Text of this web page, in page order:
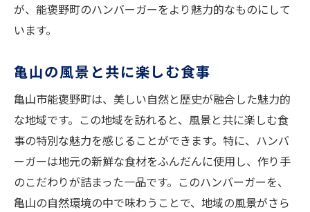
が、能褒野町のハンバーガーをより魅力的なものにして
います。
亀山の風景と共に楽しむ食事
亀山市能褒野町は、美しい自然と歴史が融合した魅力的
な地域です。この地域を訪れると、風景と共に楽しむ食
事の特別な魅力を感じることができます。特に、ハンバ
ーガーは地元の新鮮な食材をふんだんに使用し、作り手
のこだわりが詰まった一品です。このハンバーガーを、
亀山の自然環境の中で味わうことで、地域の風景がさら